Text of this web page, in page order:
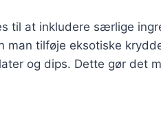
til at inkludere særlige
man tilføje eksotiske
og dips. Dette gør det